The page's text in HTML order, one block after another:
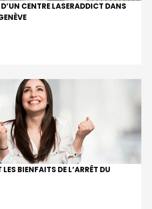
CENTRE LASERADDICT DANS
BIENFAITS DE L’ARRÊT DU